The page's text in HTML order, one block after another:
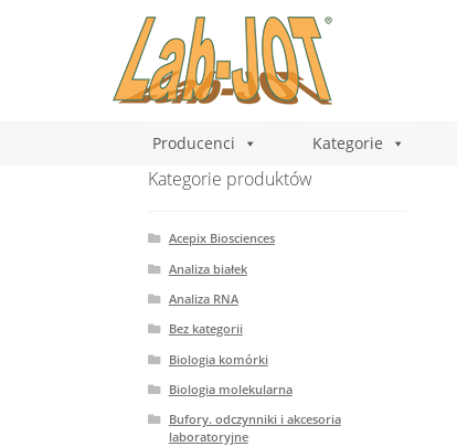
Producenci Kategorie
Kategorie produktów
Acepix Biosciences
Analiza białek
Analiza RNA
Bez kategorii
Biologia komórki
Biologia molekularna
Bufory. odczynniki i akcesoria
laboratoryjne